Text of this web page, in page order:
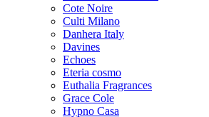
Cote Noire
Culti Milano
Danhera Italy
Davines
Echoes
Eteria cosmo
Euthalia Fragrances
Grace Cole
Hypno Casa